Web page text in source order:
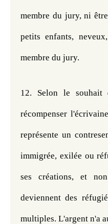
membre du jury, ni
petits enfants,
membre du jury.
12. Selon le souhait
récompenser
représente un
immigrée, exilée ou
ses créations, et
deviennent des
multiples. L'argent n'a